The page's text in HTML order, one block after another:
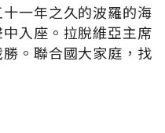
一年之久的波羅的海
入座。拉脫維亞主席
。聯合國大家庭，找